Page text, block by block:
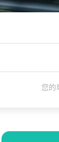
您的